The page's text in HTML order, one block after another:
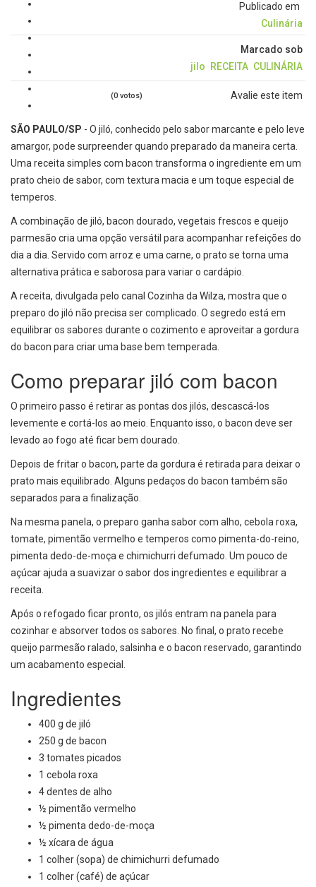
Publicado em
Culinária
Marcado sob
jilo
RECEITA CULINÁRIA
Avalie este item
(0 votos)
SÃO PAULO/SP - O jiló, conhecido pelo sabor marcante e pelo leve
amargor, pode surpreender quando preparado da maneira certa.
Uma receita simples com bacon transforma o ingrediente em um
prato cheio de sabor, com textura macia e um toque especial de
temperos.
A combinação de jiló, bacon dourado, vegetais frescos e queijo
parmesão cria uma opção versátil para acompanhar refeições do
dia a dia. Servido com arroz e uma carne, o prato se torna uma
alternativa prática e saborosa para variar o cardápio.
A receita, divulgada pelo canal Cozinha da Wilza, mostra que o
preparo do jiló não precisa ser complicado. O segredo está em
equilibrar os sabores durante o cozimento e aproveitar a gordura
do bacon para criar uma base bem temperada.
Como preparar jiló com bacon
O primeiro passo é retirar as pontas dos jilós, descascá-los
levemente e cortá-los ao meio. Enquanto isso, o bacon deve ser
levado ao fogo até ficar bem dourado.
Depois de fritar o bacon, parte da gordura é retirada para deixar o
prato mais equilibrado. Alguns pedaços do bacon também são
separados para a finalização.
Na mesma panela, o preparo ganha sabor com alho, cebola roxa,
tomate, pimentão vermelho e temperos como pimenta-do-reino,
pimenta dedo-de-moça e chimichurri defumado. Um pouco de
açúcar ajuda a suavizar o sabor dos ingredientes e equilibrar a
receita.
Após o refogado ficar pronto, os jilós entram na panela para
cozinhar e absorver todos os sabores. No final, o prato recebe
queijo parmesão ralado, salsinha e o bacon reservado, garantindo
um acabamento especial.
Ingredientes
400 g de jiló
250 g de bacon
3 tomates picados
1 cebola roxa
4 dentes de alho
½ pimentão vermelho
½ pimenta dedo-de-moça
½ xícara de água
1 colher (sopa) de chimichurri defumado
1 colher (café) de açúcar